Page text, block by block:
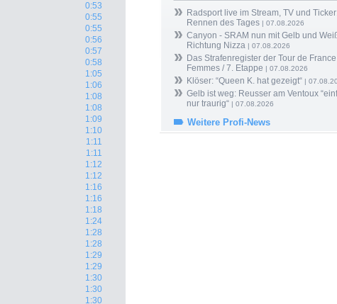
0:53
0:55
0:55
0:56
0:57
0:58
1:05
1:06
1:08
1:08
1:09
1:10
1:11
1:11
1:12
1:12
1:16
1:16
1:18
1:24
1:28
1:28
1:29
1:29
1:30
1:30
1:30
Radsport live im Stream, TV und
Rennen des Tages | 07.08.2026
Canyon - SRAM nun mit Gelb und
Richtung Nizza | 07.08.2026
Das Strafenregister der Tour de France
Femmes / 7. Etappe | 07.08.2026
Klöser: “Queen K. hat gezeigt“ |
Gelb ist weg: Reusser am Ventoux
nur traurig“ | 07.08.2026
Weitere Profi-News